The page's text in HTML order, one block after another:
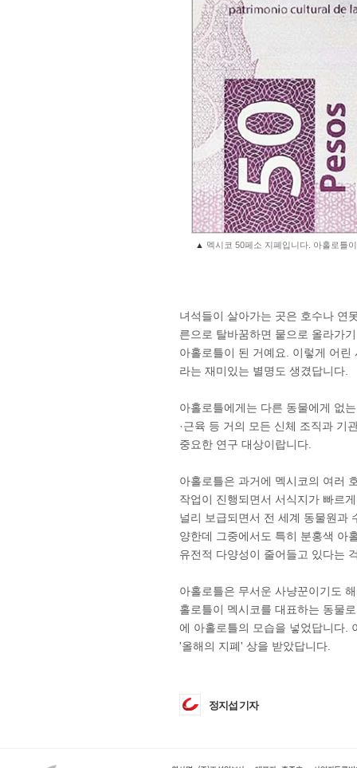
▲ 멕시코 50페소 지폐입니다. 아홀로틀
녀석들이 살아가는 곳은 호수나 연
른으로 탈바꿈하면 뭍으로 올라가
아홀로틀이 된 거예요. 이렇게 어
라는 재미있는 별명도 생겼답니다.
아홀로틀에게는 다른 동물에게 없
·근육 등 거의 모든 신체 조직과 기
중요한 연구 대상이랍니다.
아홀로틀은 과거에 멕시코의 여러
작업이 진행되면서 서식지가 빠르
널리 보급되면서 전 세계 동물원과
양한데 그중에서도 특히 분홍색 아
유전적 다양성이 줄어들고 있다는
아홀로틀은 무서운 사냥꾼이기도
홀로틀이 멕시코를 대표하는 동물
에 아홀로틀의 모습을 넣었답니다.
'올해의 지폐' 상을 받았답니다.
정지섭 기자